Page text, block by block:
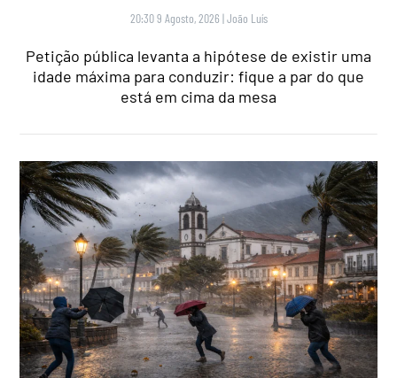
20:30 9 Agosto, 2026 |João Luís
Petição pública levanta a hipótese de existir uma
idade máxima para conduzir: fique a par do que
está em cima da mesa